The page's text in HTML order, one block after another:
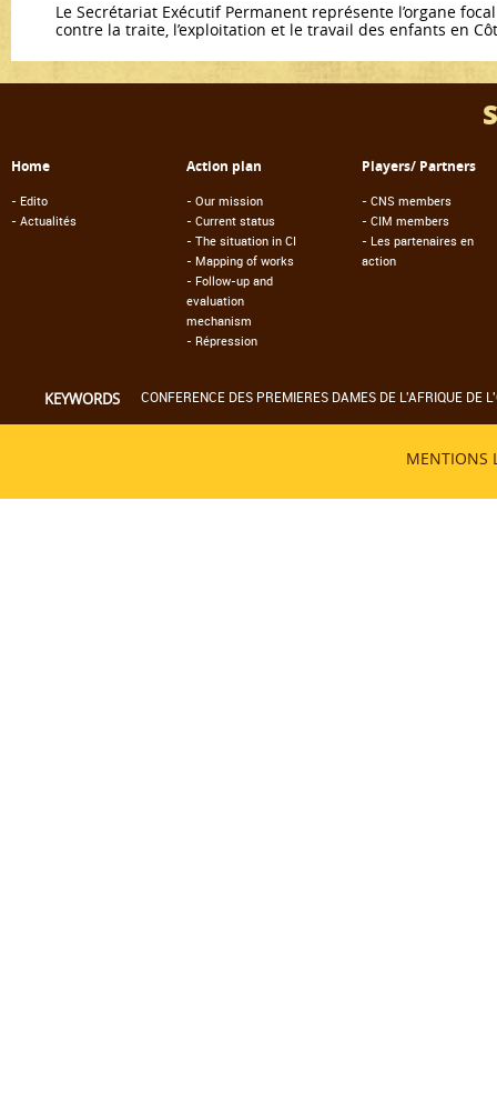
Le Secrétariat Exécutif Permanent représente l’organe
contre la traite, l’exploitation et le travail des enfants en
Home
- Edito
- Actualités
Action plan
- Our mission
- Current status
- The situation in CI
- Mapping of works
- Follow-up and
evaluation
mechanism
- Répression
Players/ Partners
- CNS members
- CIM members
- Les partenaires en
action
KEYWORDS CONFERENCE DES PREMIERES DAMES DE L'AFRIQUE DE
MENTIONS